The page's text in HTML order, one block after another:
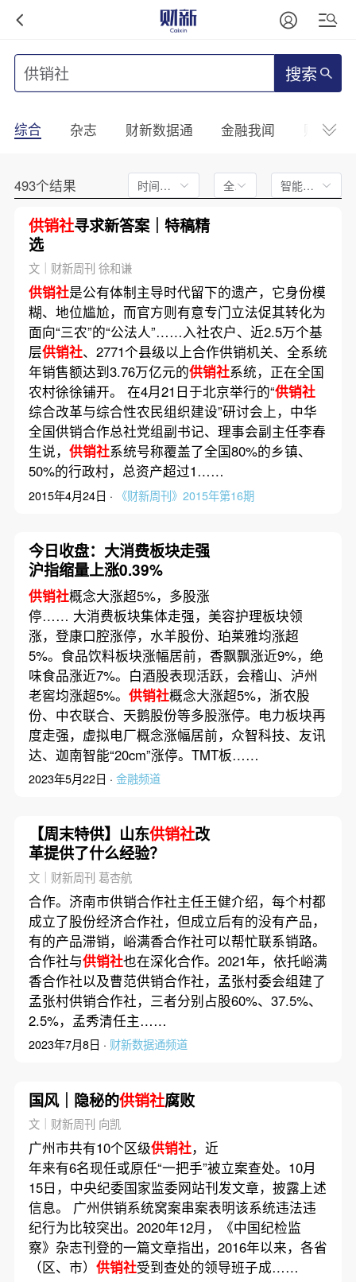
搜索
综合 杂志 财新数据通 金融我闻 财新
493个结果 时间不限 全文 智能排序
供销社寻求新答案｜特稿精
选
文｜财新周刊 徐和谦
供销社是公有体制主导时代留下的遗产，它身份模
糊、地位尴尬，而官方则有意专门立法促其转化为
面向“三农”的“公法人”……入社农户、近2.5万个基
层供销社、2771个县级以上合作供销机关、全系统
年销售额达到3.76万亿元的供销社系统，正在全国
农村徐徐铺开。 在4月21日于北京举行的“供销社
综合改革与综合性农民组织建设”研讨会上，中华
全国供销合作总社党组副书记、理事会副主任李春
生说， 供销社系统号称覆盖了全国80%的乡镇、
50%的行政村，总资产超过1……
2015年4月24日 · 《财新周刊》2015年第16期
今日收盘：大消费板块走强
沪指缩量上涨0.39%
供销社概念大涨超5%，多股涨
停…… 大消费板块集体走强，美容护理板块领
涨，登康口腔涨停，水羊股份、珀莱雅均涨超
5%。食品饮料板块涨幅居前，香飘飘涨近9%，绝
味食品涨近7%。白酒股表现活跃，会稽山、泸州
老窖均涨超5%。 供销社概念大涨超5%，浙农股
份、中农联合、天鹅股份等多股涨停。电力板块再
度走强，虚拟电厂概念涨幅居前，众智科技、友讯
达、迦南智能“20cm”涨停。TMT板……
2023年5月22日 · 金融频道
【周末特供】山东供销社改
革提供了什么经验？
文｜财新周刊 葛杏航
合作。济南市供销合作社主任王健介绍，每个村都
成立了股份经济合作社，但成立后有的没有产品，
有的产品滞销，峪满香合作社可以帮忙联系销路。
合作社与供销社也在深化合作。2021年，依托峪满
香合作社以及曹范供销合作社，孟张村委会组建了
孟张村供销合作社，三者分别占股60%、37.5%、
2.5%，孟秀清任主……
2023年7月8日 · 财新数据通频道
国风｜隐秘的供销社腐败
文｜财新周刊 向凯
广州市共有10个区级供销社，近
年来有6名现任或原任“一把手”被立案查处。10月
15日，中央纪委国家监委网站刊发文章，披露上述
信息。 广州供销系统窝案串案表明该系统违法违
纪行为比较突出。2020年12月，《中国纪检监
察》杂志刊登的一篇文章指出，2016年以来，各省
（区、市） 供销社受到查处的领导班子成……